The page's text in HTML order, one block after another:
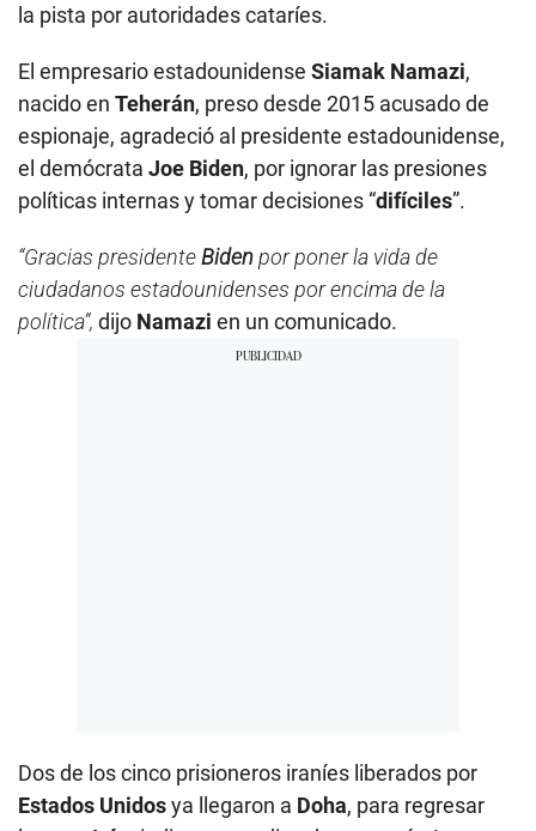
la pista por autoridades cataríes.
El empresario estadounidense Siamak Namazi,
nacido en Teherán, preso desde 2015 acusado de
espionaje, agradeció al presidente estadounidense,
el demócrata Joe Biden, por ignorar las presiones
políticas internas y tomar decisiones “difíciles”.
“Gracias presidenteBidenpor poner la vida de
ciudadanos estadounidenses por encima de la
política”, dijo Namazi en un comunicado.
Dos de los cinco prisioneros iraníes liberados por
Estados Unidosya llegaron a Doha, para regresar